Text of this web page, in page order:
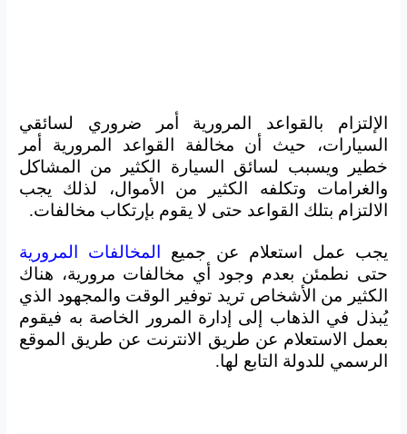
الإلتزام بالقواعد المرورية أمر ضروري لسائقي
السيارات، حيث أن مخالفة القواعد المرورية أمر
خطير ويسبب لسائق السيارة الكثير من المشاكل
والغرامات وتكلفه الكثير من الأموال، لذلك يجب
الالتزام بتلك القواعد حتى لا يقوم بإرتكاب مخالفات.
يجب عمل استعلام عن جميع
المخالفات المرورية
حتى نطمئن بعدم وجود أي مخالفات مرورية، هناك
الكثير من الأشخاص تريد توفير الوقت والمجهود الذي
يُبذل في الذهاب إلى إدارة المرور الخاصة به فيقوم
بعمل الاستعلام عن طريق الانترنت عن طريق الموقع
الرسمي للدولة التابع لها.